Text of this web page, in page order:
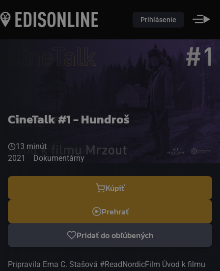
Prihlásenie
CineTalk #1 - Hundroš
13 minút
2021
Dokumentárny
Kúpiť
Prehrať
Pridať do obľúbených
Pripravila Ema C. Stašová #ReadNordicFilm Úvod k filmu